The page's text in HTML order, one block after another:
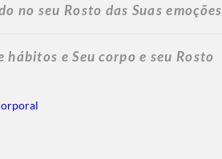
no seu Rosto das Suas emoções
e Seu corpo e seu Rosto